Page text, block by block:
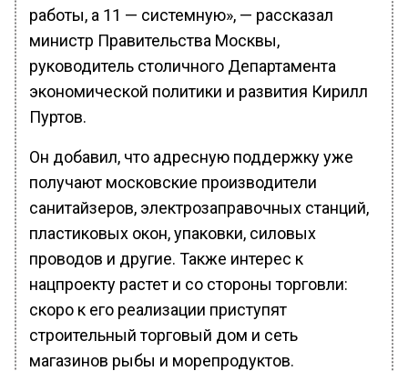
работы, а 11 — системную», — рассказал
министр Правительства Москвы,
руководитель столичного Департамента
экономической политики и развития Кирилл
Пуртов.
Он добавил, что адресную поддержку уже
получают московские производители
санитайзеров, электрозаправочных станций,
пластиковых окон, упаковки, силовых
проводов и другие. Также интерес к
нацпроекту растет и со стороны торговли:
скоро к его реализации приступят
строительный торговый дом и сеть
магазинов рыбы и морепродуктов.